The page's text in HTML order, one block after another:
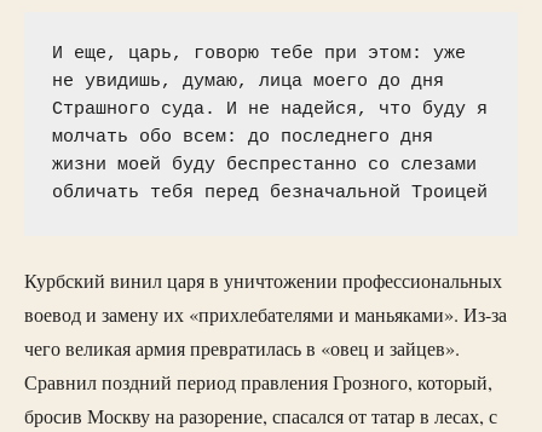
И еще, царь, говорю тебе при этом: уже
не увидишь, думаю, лица моего до дня
Страшного суда. И не надейся, что буду я
молчать обо всем: до последнего дня
жизни моей буду беспрестанно со слезами
обличать тебя перед безначальной Троицей
Курбский винил царя в уничтожении профессиональных
воевод и замену их «прихлебателями и маньяками». Из-за
чего великая армия превратилась в «овец и зайцев».
Сравнил поздний период правления Грозного, который,
бросив Москву на разорение, спасался от татар в лесах, с